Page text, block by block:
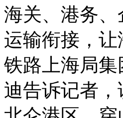
海关、港务
运输衔接，让
铁路上海局
迪告诉记者